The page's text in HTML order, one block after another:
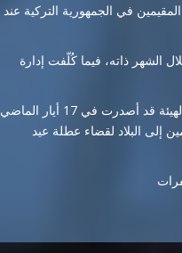
المقيمين في الجمهورية التركية عند
الشهر ذاته، فيما كُلّفت إدارة
ويأتي هذا الإجراء استكمالاً للتسهيلات المقدمة للسوريين المقيمين في الخارج، حيث كانت الهيئة قد أصدرت في 17 أيار الماضي
إلى البلاد لقضاء عطلة عيد